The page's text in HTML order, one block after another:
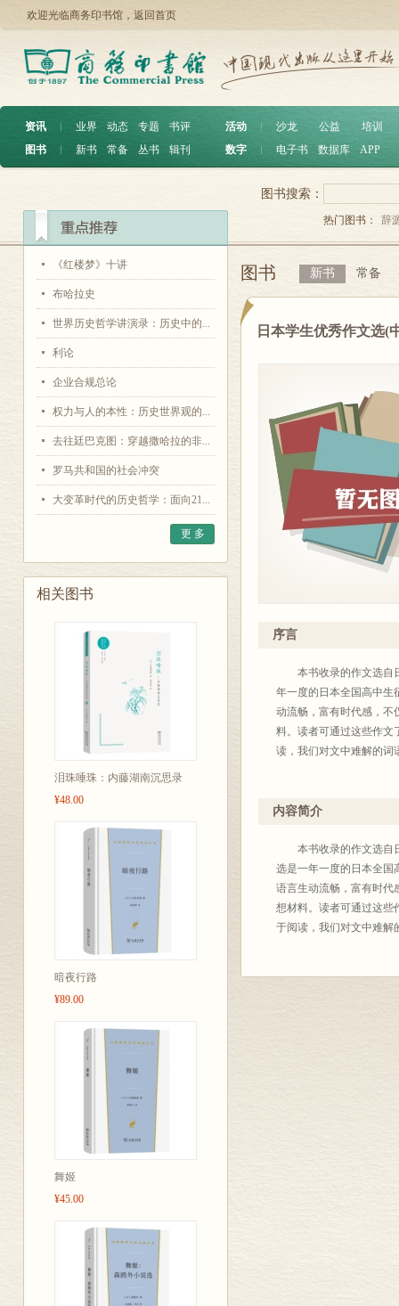
欢迎光临商务印书馆， 返回首页
资讯 ︱ 业界 动态 专题
书评
图书
︱ 新书 常备 丛书 辑刊
活动 沙龙 公益
培训
数字
电子书 数据库 APP
《红楼梦》十讲
布哈拉史
世界历史哲学讲演录：历史中的...
利论
企业合规总论
权力与人的本性：历史世界观的...
去往廷巴克图：穿越撒哈拉的非...
罗马共和国的社会冲突
大变革时代的历史哲学：面向21...
更 多
相关图书
泪珠唾珠：内藤湖南沉思录
¥48.00
暗夜行路
¥89.00
舞姬
¥45.00
图书搜索：
热门图书： 辞
图书 新书 常备
日本学生优秀作文选(
序言
本书收录的作文选自日
年一度的日本全国高中生
动流畅，富有时代感，不
料。读者可通过这些作文
读，我们对文中难解的词
人，他不仅在日本有多部
大影响。自1996年起，
展到我国开设日语课的高
名学生赴日本与日本获奖
我们选编本文集出版有
内容简介
本书收录的作文选自日
选是一年一度的日本全国
语言生动流畅，富有时代
想材料。读者可通过这些
于阅读，我们对文中难解